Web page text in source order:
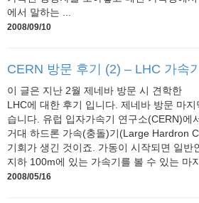
에서 말하는 ...
2008/09/10
CERN 방문 후기 (2) – LHC 가속
이 글은 지난 2월 제네바 방문 시 견학한
LHC에 대한 후기 입니다. 제네바 방문 마
습니다. 유럽 입자가속기 연구소(CERN)에
거대 하드론 가속(충돌)기(Large Hardron
기회가 생긴 것이죠. 가동이 시작되면 일반
지하 100m에 있는 가속기를 볼 수 있는 마
2008/05/16